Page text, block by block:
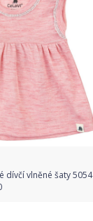
dívčí vlněné šaty 5054